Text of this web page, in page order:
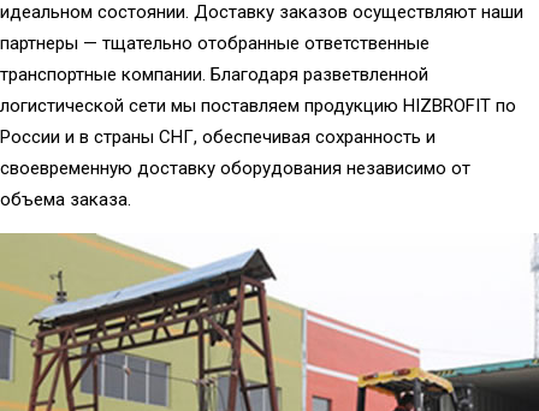
идеальном состоянии. Доставку заказов осуществляют наши
партнеры — тщательно отобранные ответственные
транспортные компании. Благодаря разветвленной
логистической сети мы поставляем продукцию HIZBROFIT по
России и в страны СНГ, обеспечивая сохранность и
своевременную доставку оборудования независимо от
объема заказа.